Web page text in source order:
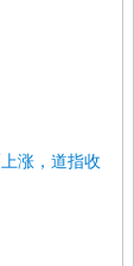
涨，道指收